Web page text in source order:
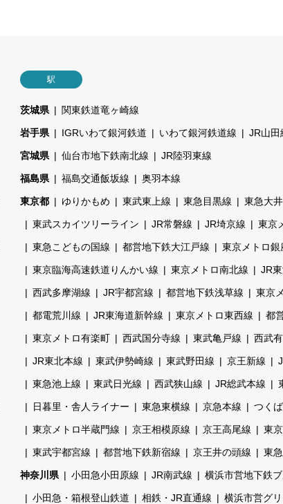
駅
茨城県 関東鉄道竜ヶ崎線
岩手県 IGRいわて銀河鉄道 いわて銀河鉄道線 JR山田
宮城県 仙台市地下鉄南北線 JR陸羽東線
福島県 福島交通飯坂線 奥羽本線
東京都 ゆりかもめ 東武東上線 東急目黒線 東急大
東武スカイツリーライン JR常磐線 JR埼京線 東京
東急こどもの国線 都営地下鉄大江戸線 東京メトロ銀
東京臨海高速鉄道りんかい線 東京メトロ南北線 JR
西武多摩湖線 JR宇都宮線 都営地下鉄浅草線 東京
都電荒川線 JR東海道新幹線 東京メトロ東西線 都
東京メトロ有楽町 西武国分寺線 東武亀戸線 西武
JR東北本線 東武伊勢崎線 東武野田線 京王新線
東急池上線 東武日光線 西武狭山線 JR総武本線
日暮里・舎人ライナー 東急東横線 京急本線 つく
東京メトロ半蔵門線 京王相模原線 京王高尾線 東
東武宇都宮線 都営地下鉄新宿線 京王井の頭線 東
神奈川県 小田急小田原線 JR南武線 横浜市営地下鉄
小田急・箱根登山鉄道 相鉄・JR直通線 横浜市営グ